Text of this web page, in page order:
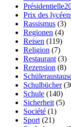
Prix des
Rassismus (3)
Regionen (4)
Reisen (119)
Religion (7)
Restaurant (3)
Rezension (8)
Schulbücher
Schule (140)
Sicherheit (5)
Société (1)
Sport (21)